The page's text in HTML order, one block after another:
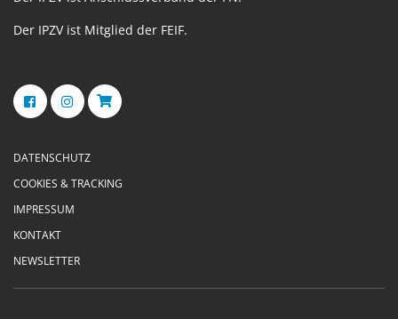
Der IPZV ist Mitglied der FEIF.
DATENSCHUTZ
COOKIES & TRACKING
IMPRESSUM
KONTAKT
NEWSLETTER